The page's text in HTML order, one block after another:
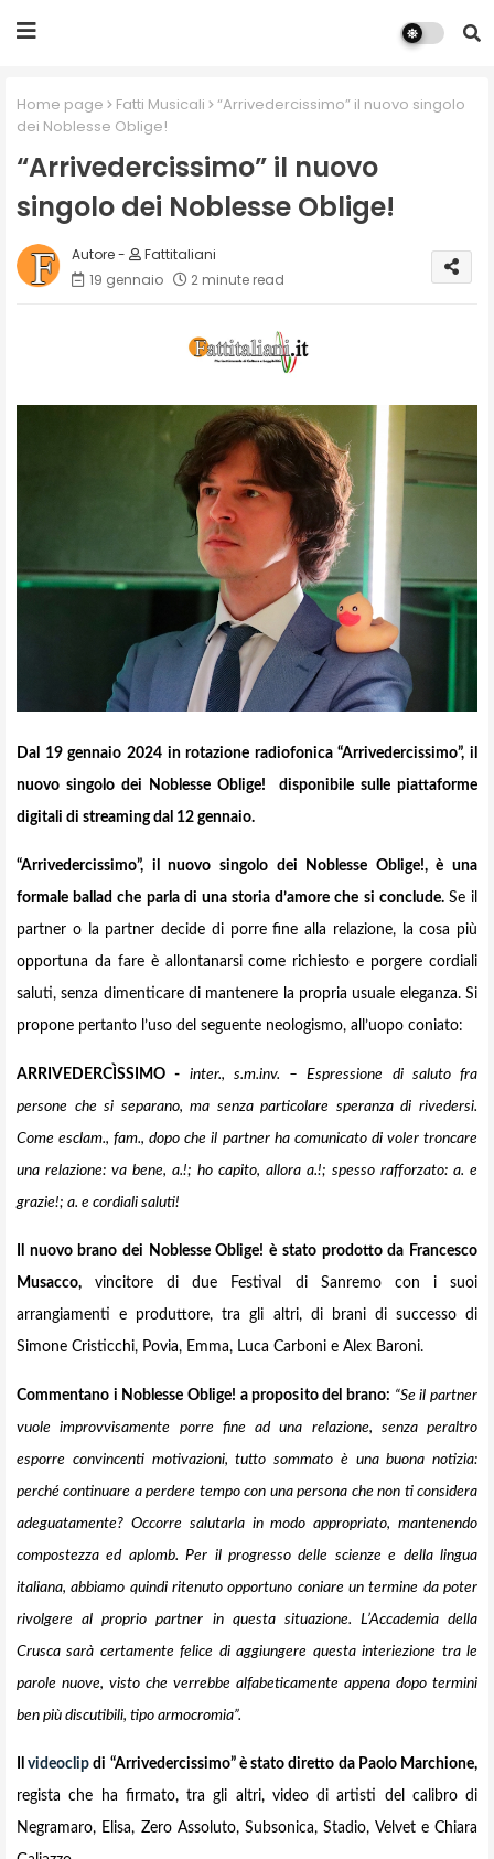
Home page Fatti Musicali
“Arrivedercissimo” il nuovo singolo
dei Noblesse Oblige!
“Arrivedercissimo” il nuovo
singolo dei Noblesse Oblige!
Fattitaliani
19 gennaio
2 minute read
Dal 19 gennaio 2024 in rotazione radiofonica “Arrivedercissimo”, il
nuovo singolo dei Noblesse Oblige! disponibile sulle piattaforme
digitali di streaming dal 12 gennaio.
“Arrivedercissimo”, il nuovo singolo dei Noblesse Oblige!, è una
formale ballad che parla di una storia d’amore che si conclude. Se il
partner o la partner decide di porre fine alla relazione, la cosa più
opportuna da fare è allontanarsi come richiesto e porgere cordiali
saluti, senza dimenticare di mantenere la propria usuale eleganza. Si
propone pertanto l’uso del seguente neologismo, all’uopo coniato:
ARRIVEDERCÌSSIMO - inter., s.m.inv. – Espressione di saluto fra
persone che si separano, ma senza particolare speranza di rivedersi.
Come esclam., fam., dopo che il partner ha comunicato di voler troncare
una relazione: va bene, a.!; ho capito, allora a.!; spesso rafforzato: a. e
grazie!; a. e cordiali saluti!
Il nuovo brano dei Noblesse Oblige! è stato prodotto da Francesco
Musacco, vincitore di due Festival di Sanremo con i suoi
arrangiamenti e produttore, tra gli altri, di brani di successo di
Simone Cristicchi, Povia, Emma, Luca Carboni e Alex Baroni.
Commentano i Noblesse Oblige! a proposito del brano: “Se il partner
vuole improvvisamente porre fine ad una relazione, senza peraltro
esporre convincenti motivazioni, tutto sommato è una buona notizia:
perché continuare a perdere tempo con una persona che non ti considera
adeguatamente? Occorre salutarla in modo appropriato, mantenendo
compostezza ed aplomb. Per il progresso delle scienze e della lingua
italiana, abbiamo quindi ritenuto opportuno coniare un termine da poter
rivolgere al proprio partner in questa situazione. L’Accademia della
Crusca sarà certamente felice di aggiungere questa interiezione tra le
parole nuove, visto che verrebbe alfabeticamente appena dopo termini
ben più discutibili, tipo armocromia”.
Ilvideoclipdi “Arrivedercissimo” è stato diretto da Paolo Marchione,
regista che ha firmato, tra gli altri, video di artisti del calibro di
Negramaro, Elisa, Zero Assoluto, Subsonica, Stadio, Velvet e Chiara